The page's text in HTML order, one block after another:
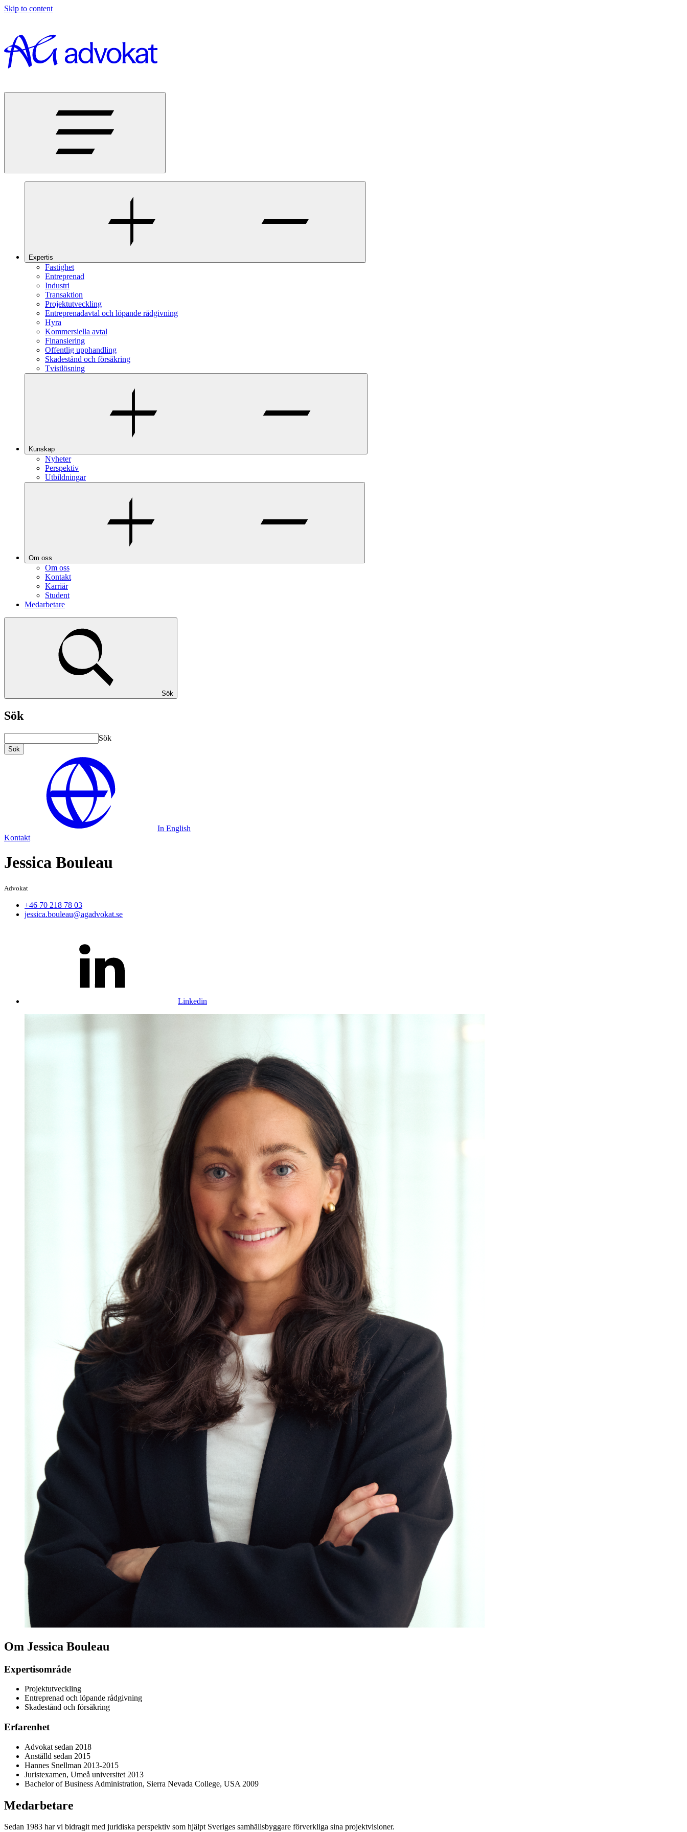
Skip to content
Expertis
Fastighet
Entreprenad
Industri
Transaktion
Projektutveckling
Entreprenadavtal och löpande rådgivning
Hyra
Kommersiella avtal
Finansiering
Offentlig upphandling
Skadestånd och försäkring
Tvistlösning
Kunskap
Nyheter
Perspektiv
Utbildningar
Om oss
Om oss
Kontakt
Karriär
Student
Medarbetare
Sök
Sök
Sök
Sök
In English
Kontakt
Jessica Bouleau
Advokat
+46 70 218 78 03
jessica.bouleau@agadvokat.se
Linkedin
Om Jessica Bouleau
Expertisområde
Projektutveckling
Entreprenad och löpande rådgivning
Skadestånd och försäkring
Erfarenhet
Advokat sedan 2018
Anställd sedan 2015
Hannes Snellman 2013-2015
Juristexamen, Umeå universitet 2013
Bachelor of Business Administration, Sierra Nevada College, USA 2009
Medarbetare
Sedan 1983 har vi bidragit med juridiska perspektiv som hjälpt Sveriges samhällsbyggare förverkliga sina projektvisioner.